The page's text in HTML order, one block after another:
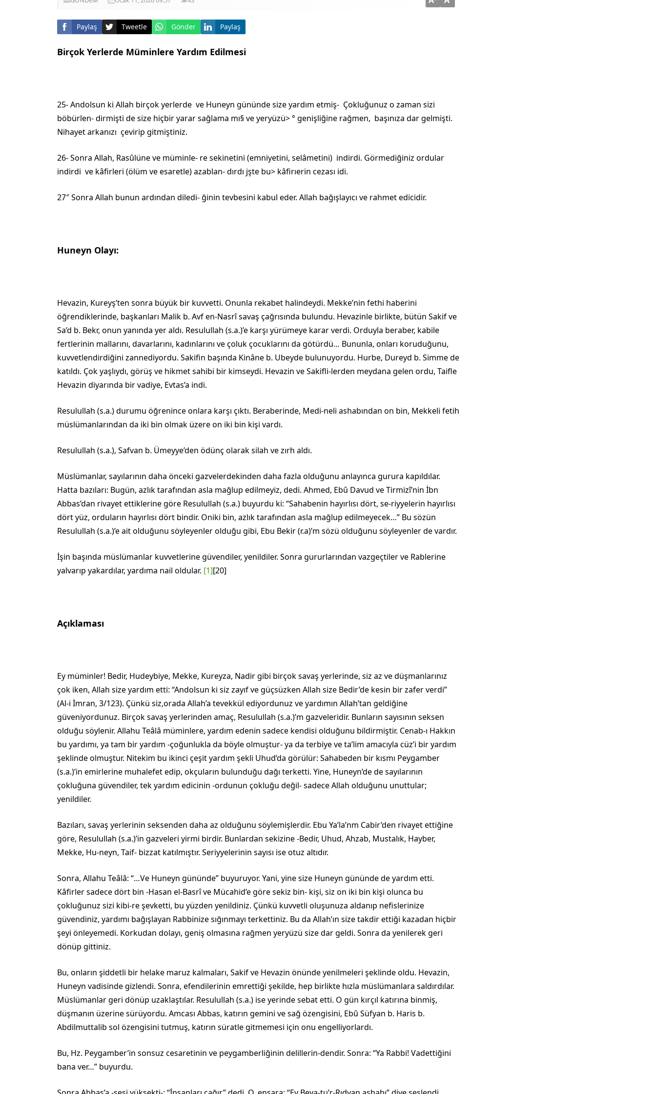
Paylaş Tweetle Gönder Paylaş
Birçok Yerlerde Müminlere Yardım Edilmesi
25- Andolsun ki Allah birçok yerlerde ve Huneyn gününde size yardım etmiş- Çokluğunuz o zaman sizi
böbürlen- dirmişti de size hiçbir yarar sağlama­ mı§ ve yeryüzü> ° genişliğine rağmen, başınıza dar gelmişti.
Nihayet arkanızı çevirip gitmiştiniz.
26- Sonra Allah, Rasûlüne ve müminle- re sekinetini (emniyetini, selâmetini) indirdi. Görmediğiniz ordular
indirdi ve kâfirleri (ölüm ve esaretle) azablan- dırdı jşte bu> kâfirıerin cezası idi.
27″ Sonra Allah bunun ardından diledi- ğinin tevbesini kabul eder. Allah bağış­layıcı ve rahmet edicidir.
Huneyn Olayı:
Hevazin, Kureyş’ten sonra büyük bir kuvvetti. Onunla rekabet halindeydi. Mekke’nin fethi haberini
öğrendiklerinde, başkanları Malik b. Avf en-Nasrî sa­vaş çağrısında bulundu. Hevazinle birlikte, bütün Sakif ve
Sa’d b. Bekr, onun yanında yer aldı. Resulullah (s.a.)’e karşı yürümeye karar verdi. Orduyla bera­ber, kabile
fertlerinin mallarını, davarlarını, kadınlarını ve çoluk çocuklarını da götürdü… Bununla, onları koruduğunu,
kuvvetlendirdiğini zannediyordu. Sakifin başında Kinâne b. Ubeyde bulunuyordu. Hurbe, Dureyd b. Simme de
katıldı. Çok yaşlıydı, görüş ve hikmet sahibi bir kimseydi. Hevazin ve Sakifli-lerden meydana gelen ordu, Taifle
Hevazin diyarında bir vadiye, Evtas’a indi.
Resulullah (s.a.) durumu öğrenince onlara karşı çıktı. Beraberinde, Medi-neli ashabından on bin, Mekkeli fetih
müslümanlarından da iki bin olmak üze­re on iki bin kişi vardı.
Resulullah (s.a.), Safvan b. Ümeyye’den ödünç olarak silah ve zırh aldı.
Müslümanlar, sayılarının daha önceki gazvelerdekinden daha fazla oldu­ğunu anlayınca gurura kapıldılar.
Hatta bazıları: Bugün, azlık tarafından asla mağlup edilmeyiz, dedi. Ahmed, Ebû Davud ve Tirmizî’nin İbn
Abbas’dan riva­yet ettiklerine göre Resulullah (s.a.) buyurdu ki: “Sahabenin hayırlısı dört, se-riyyelerin hayırlısı
dört yüz, orduların hayırlısı dört bindir. Oniki bin, azlık ta­rafından asla mağlup edilmeyecek…” Bu sözün
Resulullah (s.a.)’e ait olduğunu söyleyenler olduğu gibi, Ebu Bekir (r.a)’m sözü olduğunu söyleyenler de vardır.
İşin başında müslümanlar kuvvetlerine güvendiler, yenildiler. Sonra gu­rurlarından vazgeçtiler ve Rablerine
yalvarıp yakardılar, yardıma nail oldular. [1][20]
Açıklaması
Ey müminler! Bedir, Hudeybiye, Mekke, Kureyza, Nadir gibi birçok savaş yerlerinde, siz az ve düşmanlarınız
çok iken, Allah size yardım etti: “Andolsun ki siz zayıf ve güçsüzken Allah size Bedir’de kesin bir zafer verdi”
(Al-i İmran, 3/123). Çünkü siz,orada Allah’a tevekkül ediyordunuz ve yardımın Allah’tan geldiğine
güveniyordunuz. Birçok savaş yerlerinden amaç, Resulullah (s.a.)’m gazveleridir. Bunların sayısının seksen
olduğu söylenir. Allahu Teâlâ müminle­re, yardım edenin sadece kendisi olduğunu bildirmiştir. Cenab-ı Hakkın
bu yardımı, ya tam bir yardım -çoğunlukla da böyle olmuştur- ya da terbiye ve ta’lim amacıyla cüz’i bir yardım
şeklinde olmuştur. Nitekim bu ikinci çeşit yar­dım şekli Uhud’da görülür: Sahabeden bir kısmı Peygamber
(s.a.)’in emirlerine muhalefet edip, okçuların bulunduğu dağı terketti. Yine, Huneyn’de de sayıla­rının
çokluğuna güvendiler, tek yardım edicinin -ordunun çokluğu değil- sadece Allah olduğunu unuttular;
yenildiler.
Bazıları, savaş yerlerinin seksenden daha az olduğunu söylemişlerdir. Ebu Ya’la’nm Cabir’den rivayet ettiğine
göre, Resulullah (s.a.)’in gazveleri yirmi bir­dir. Bunlardan sekizine -Bedir, Uhud, Ahzab, Mustalık, Hayber,
Mekke, Hu-neyn, Taif- bizzat katılmıştır. Seriyyelerinin sayısı ise otuz altıdır.
Sonra, Allahu Teâlâ: “…Ve Huneyn gününde” buyuruyor. Yani, yine size Huneyn gününde de yardım etti.
Kâfirler sadece dört bin -Hasan el-Basrî ve Mücahid’e göre sekiz bin- kişi, siz on iki bin kişi olunca bu
çokluğunuz sizi kibi-re şevketti, bu yüzden yenildiniz. Çünkü kuvvetli oluşunuza aldanıp nefislerinize
güvendiniz, yardımı bağışlayan Rabbinize sığınmayı terkettiniz. Bu da Al­lah’ın size takdir ettiği kazadan hiçbir
şeyi önleyemedi. Korkudan dolayı, geniş olmasına rağmen yeryüzü size dar geldi. Sonra da yenilerek geri
dönüp gitti­niz.
Bu, onların şiddetli bir helake maruz kalmaları, Sakif ve Hevazin önünde yenilmeleri şeklinde oldu. Hevazin,
Huneyn vadisinde gizlendi. Sonra, efendile­rinin emrettiği şekilde, hep birlikte hızla müslümanlara saldırdılar.
Müslü­manlar geri dönüp uzaklaştılar. Resulullah (s.a.) ise yerinde sebat etti. O gün kırçıl katırına binmiş,
düşmanın üzerine sürüyordu. Amcası Abbas, katırın ge­mini ve sağ özengisini, Ebû Süfyan b. Haris b.
Abdilmuttalib sol özengisini tut­muş, katırın süratle gitmemesi için onu engelliyorlardı.
Bu, Hz. Peygamber’in sonsuz cesaretinin ve peygamberliğinin delillerin-dendir. Sonra: “Ya Rabbi! Vadettiğini
bana ver…” buyurdu.